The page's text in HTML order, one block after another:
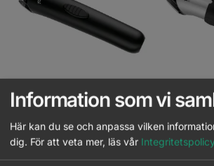
Tondeo ECO S PLUS Svart
Logga in för pris
Information som vi
Här kan du se och anpassa vilken
dig. För att veta mer, läs vår Integritetspolicy